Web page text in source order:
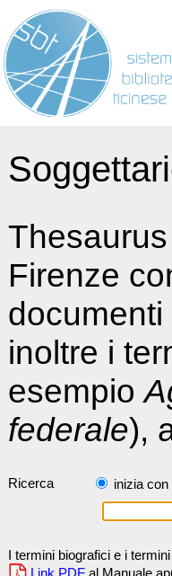
Firenze
inoltre i
esempio
federale),
Ricerca inizia con
I termini biografici e i
Link PDF al Manuale